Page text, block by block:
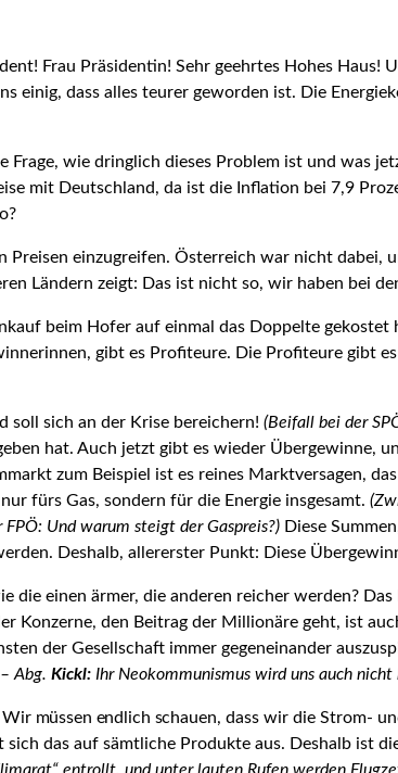
Frau Präsidentin! Sehr geehrtes Hohes
einig, dass alles teurer geworden ist. Die
wie dringlich dieses Problem ist und was
mit Deutschland, da ist die Inflation bei 7,9
Preisen einzugreifen. Österreich war nicht
Ländern zeigt: Das ist nicht so, wir haben bei
beim Hofer auf einmal das Doppelte
gibt es Profiteure. Die Profiteure gibt
soll sich an der Krise bereichern! (Beifall bei der
hat. Auch jetzt gibt es wieder
zum Beispiel ist es reines Marktver­sagen,
fürs Gas, sondern für die Energie insgesamt.
FPÖ: Und warum steigt der Gaspreis?) Diese
Deshalb, allererster Punkt: Diese
einen ärmer, die anderen reicher werden?
Konzerne, den Beitrag der Millionäre geht, ist
der Gesellschaft immer gegen­einander
Abg. Kickl: Ihr Neokommunismus wird uns auch nicht
Wir müssen endlich schauen, dass wir die Strom-
das auf sämtliche Produkte aus. Deshalb ist